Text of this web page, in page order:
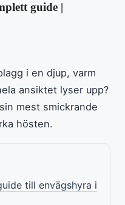
guide |
i en djup, varm
ansiktet lyser upp?
mest smickrande
hösten.
till envägshyra i